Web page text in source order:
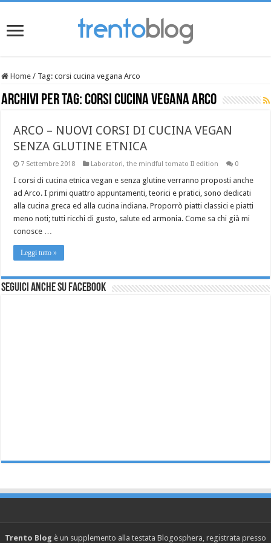
Home / Tag:corsi cucina vegana Arco
Archivi per tag:corsi cucina vegana Arco
ARCO – NUOVI CORSI DI CUCINA VEGAN
SENZA GLUTINE ETNICA
7 Settembre 2018 Laboratori,the mindful tomato II edition 0
I corsi di cucina etnica vegan e senza glutine verranno proposti anche
ad Arco. I primi quattro appuntamenti, teorici e pratici, sono dedicati
alla cucina greca ed alla cucina indiana. Proporrò piatti classici e piatti
meno noti; tutti ricchi di gusto, salute ed armonia. Come sa chi già mi
conosce …
Leggi tutto »
Seguici anche su Facebook
Trento Blog è un supplemento alla testata Blogosphera, registrata presso